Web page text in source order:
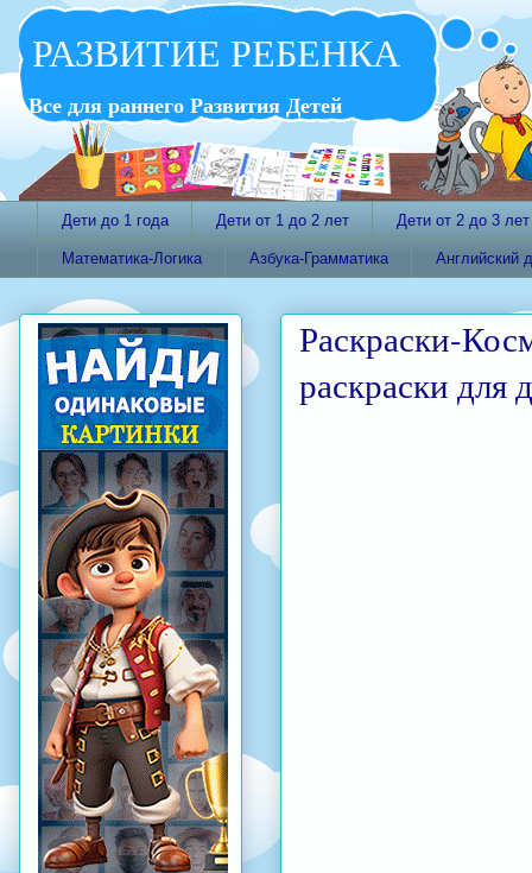
РАЗВИТИЕ РЕБЕНКА
Все для раннего Развития Детей
Дети до 1 года Дети от 1 до 2 лет Дети от 2 до 3 лет
Математика-Логика Азбука-Грамматика Английский
Раскраски-
раскраски для